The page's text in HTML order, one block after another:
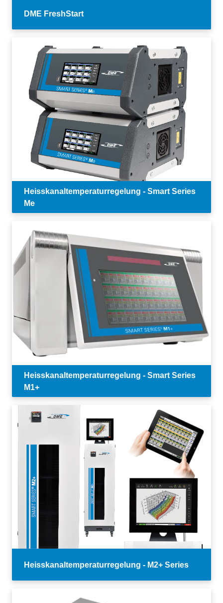
DME FreshStart
Heisskanaltemperaturregelung - Smart Series
Me
Heisskanaltemperaturregelung - Smart Series
M1+
Heisskanaltemperaturregelung - M2+ Series